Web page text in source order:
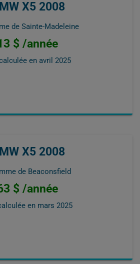
X5 2008
de Sainte-Madeleine
$ /année
en avril 2025
X5 2008
de Beaconsfield
$ /année
en mars 2025